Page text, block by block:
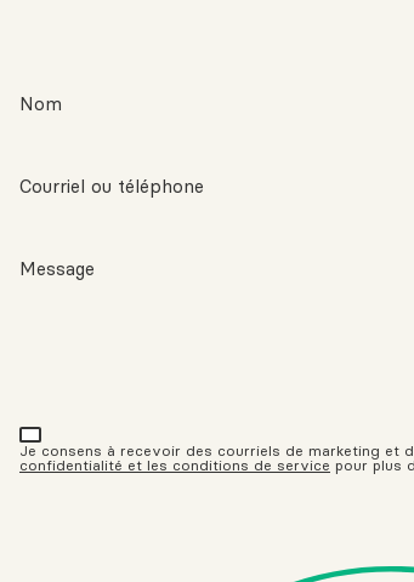
Nom
Courriel ou téléphone
Message
Je consens à recevoir des courriels de marketing et
confidentialité et les conditions de service pour plus